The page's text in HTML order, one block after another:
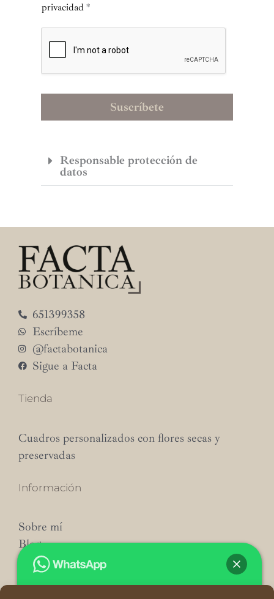
*
P
privacidad *
Suscríbete
Responsable protección de
datos
651399358
Escríbeme
@factabotanica
Sigue a Facta
Tienda
Cuadros personalizados con flores secas y
preservadas
Información
Sobre mí
Blog
Contacto